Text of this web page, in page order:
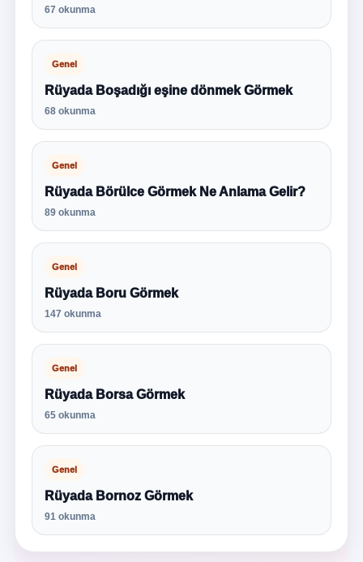
67 okunma
Genel
Rüyada Boşadığı eşine dönmek Görmek
68 okunma
Genel
Rüyada Börülce Görmek Ne Anlama Gelir?
89 okunma
Genel
Rüyada Boru Görmek
147 okunma
Genel
Rüyada Borsa Görmek
65 okunma
Genel
Rüyada Bornoz Görmek
91 okunma